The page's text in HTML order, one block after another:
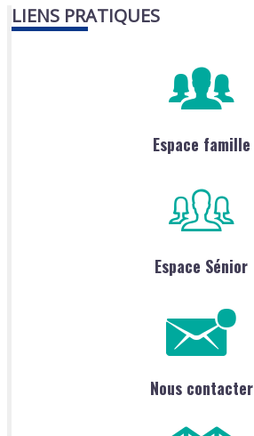
LIENS PRATIQUES
Espace famille
Espace Sénior
Nous contacter